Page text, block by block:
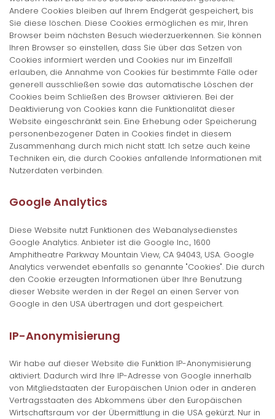
Andere Cookies bleiben auf Ihrem Endgerät gespeichert, bis
Sie diese löschen. Diese Cookies ermöglichen es mir, Ihren
Browser beim nächsten Besuch wiederzuerkennen. Sie können
Ihren Browser so einstellen, dass Sie über das Setzen von
Cookies informiert werden und Cookies nur im Einzelfall
erlauben, die Annahme von Cookies für bestimmte Fälle oder
generell ausschließen sowie das automatische Löschen der
Cookies beim Schließen des Browser aktivieren. Bei der
Deaktivierung von Cookies kann die Funktionalität dieser
Website eingeschränkt sein. Eine Erhebung oder Speicherung
personenbezogener Daten in Cookies findet in diesem
Zusammenhang durch mich nicht statt. Ich setze auch keine
Techniken ein, die durch Cookies anfallende Informationen mit
Nutzerdaten verbinden.
Google Analytics
Diese Website nutzt Funktionen des Webanalysedienstes
Google Analytics. Anbieter ist die Google Inc., 1600
Amphitheatre Parkway Mountain View, CA 94043, USA. Google
Analytics verwendet ebenfalls so genannte "Cookies". Die durch
den Cookie erzeugten Informationen über Ihre Benutzung
dieser Website werden in der Regel an einen Server von
Google in den USA übertragen und dort gespeichert.
IP-Anonymisierung
Wir habe auf dieser Website die Funktion IP-Anonymisierung
aktiviert. Dadurch wird Ihre IP-Adresse von Google innerhalb
von Mitgliedstaaten der Europäischen Union oder in anderen
Vertragsstaaten des Abkommens über den Europäischen
Wirtschaftsraum vor der Übermittlung in die USA gekürzt. Nur in